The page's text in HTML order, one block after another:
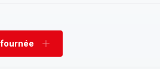
fournée
Ajouter